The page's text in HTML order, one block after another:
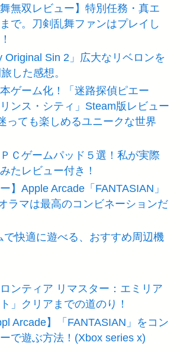
舞無双レビュー】特別任務・真エ
で。刀剣乱舞ファンはプレイし
Original Sin 2」広大なリベロンを
した感想。
ゲーム化！「迷路探偵ピエー
ンス・シティ」Steam版レビュー
ても楽しめるユニークな世界
Ｃゲームパッド５選！私が実際
たレビュー付き！
ー】Apple Arcade「FANTASIAN」
ラマは最高のコンビネーションだ
で快適に遊べる、おすすめ周辺機
ロンティア リマスター：エミリア
」クリアまでの道のり！
Arcade】「FANTASIAN」をコン
で遊ぶ方法！(Xbox series x)